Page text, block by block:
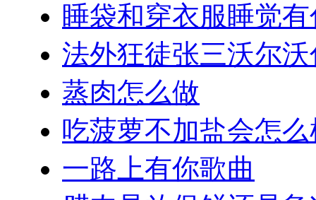
睡袋和穿衣服睡觉
法外狂徒张三沃尔
蒸肉怎么做
吃菠萝不加盐会怎么
一路上有你歌曲